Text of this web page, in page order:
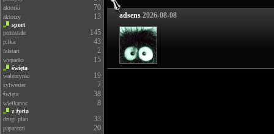
aktorki 70
aktorzy 13
sport
pozostałe
145
piłka 43
falstart 2
wypadki 15
święta
walentynki
19
sylwester 7
święta 38
wielkanoc 8
z życia
drugi plan
33
paparazzi 20
adsens 2026-08-08